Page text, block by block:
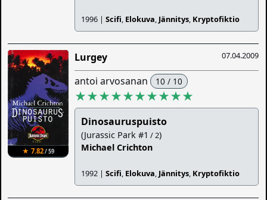
1996 |Scifi, Elokuva, Jännitys, Kryptofiktio
★ 7.82/ 59
07.04.2009
Lurgey
antoi arvosanan 10 / 10
★★★★★★★★★★
Dinosauruspuisto
(Jurassic Park #1 / 2)
Michael Crichton
1992 |Scifi, Elokuva, Jännitys, Kryptofiktio